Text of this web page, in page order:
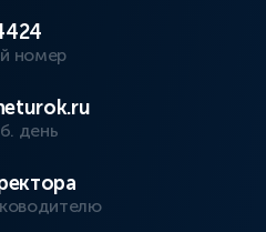
номер
день